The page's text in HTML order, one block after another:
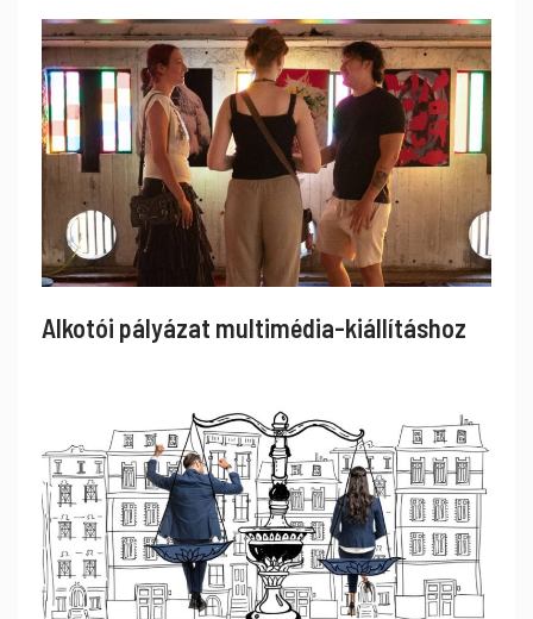
Alkotói pályázat multimédia-kiállításhoz